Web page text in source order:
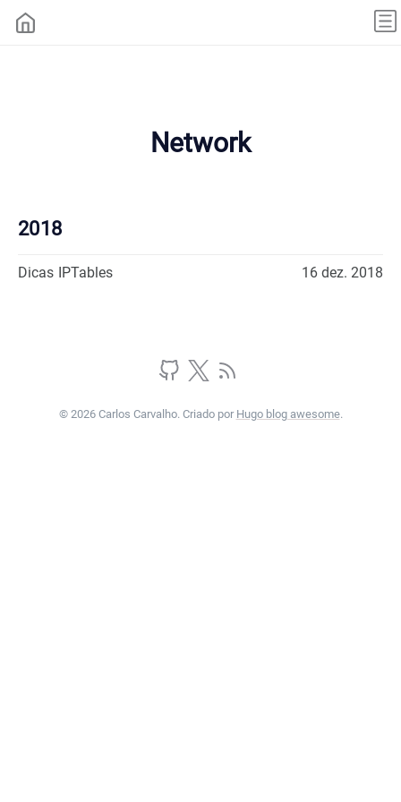
Network
2018
Dicas IPTables 16 dez. 2018
© 2026 Carlos Carvalho. Criado por Hugo blog awesome.